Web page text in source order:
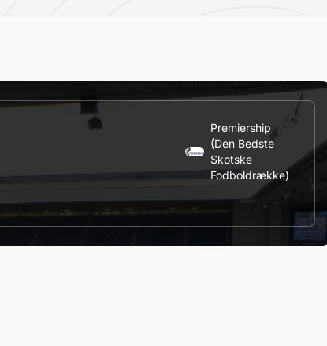
Premiership
(den Bedste
Skotske
Fodboldrække)